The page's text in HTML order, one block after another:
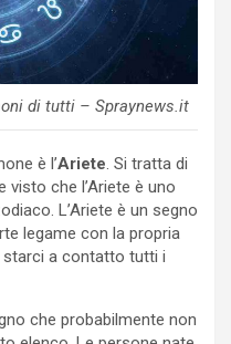
di tutti – Spraynews.it
è l’Ariete. Si tratta di
visto che l’Ariete è uno
L’Ariete è un segno
legame con la propria
starci a contatto tutti i
che probabilmente non